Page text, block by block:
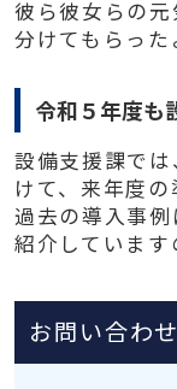
彼ら彼女らの
分けてもらった
令和５年度も
設備支援課で
けて、来年度の
過去の導入事例
紹介しています
お問い合わせ